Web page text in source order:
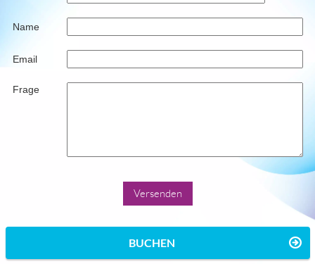
Name
Email
Frage
BUCHEN